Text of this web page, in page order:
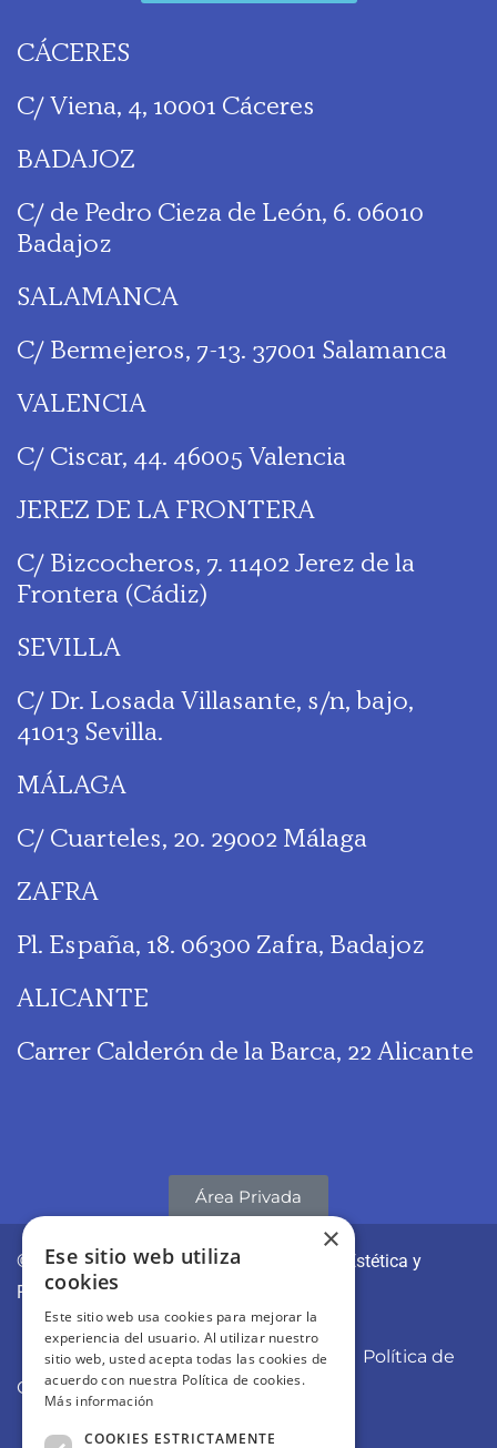
CÁCERES
C/ Viena, 4, 10001 Cáceres
BADAJOZ
C/ de Pedro Cieza de León, 6. 06010
Badajoz
SALAMANCA
C/ Bermejeros, 7-13. 37001 Salamanca
VALENCIA
C/ Ciscar, 44. 46005 Valencia
JEREZ DE LA FRONTERA
C/ Bizcocheros, 7. 11402 Jerez de la
Frontera (Cádiz)
SEVILLA
C/ Dr. Losada Villasante, s/n, bajo,
41013 Sevilla.
MÁLAGA
C/ Cuarteles, 20. 29002 Málaga
ZAFRA
Pl. España, 18. 06300 Zafra, Badajoz
ALICANTE
Carrer Calderón de la Barca, 22 Alicante
Área Privada
© CLÍNICAS REVITAE | Medicina y Cirugía Estética y
Regenerativa
Aviso Legal Política de Privacidad
Política de
Cookies
×
Ese sitio web utiliza
cookies
Este sitio web usa cookies para mejorar la
experiencia del usuario. Al utilizar nuestro
sitio web, usted acepta todas las cookies de
acuerdo con nuestra Política de cookies.
Más información
COOKIES ESTRICTAMENTE